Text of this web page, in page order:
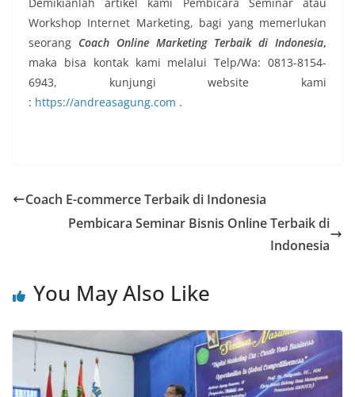
Workshop Internet Marketing, bagi yang memerlukan
seorang Coach Online Marketing Terbaik di Indonesia,
maka bisa kontak kami melalui Telp/Wa: 0813-8154-
6943, kunjungi website kami
: https://andreasagung.com .
Coach E-commerce Terbaik di Indonesia
Pembicara Seminar Bisnis Online Terbaik di
Indonesia
You May Also Like